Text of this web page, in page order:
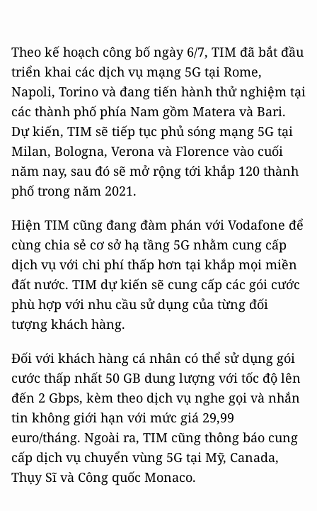
Theo kế hoạch công bố ngày 6/7, TIM đã bắt đầu
triển khai các dịch vụ mạng 5G tại Rome,
Napoli, Torino và đang tiến hành thử nghiệm tại
các thành phố phía Nam gồm Matera và Bari.
Dự kiến, TIM sẽ tiếp tục phủ sóng mạng 5G tại
Milan, Bologna, Verona và Florence vào cuối
năm nay, sau đó sẽ mở rộng tới khắp 120 thành
phố trong năm 2021.
Hiện TIM cũng đang đàm phán với Vodafone để
cùng chia sẻ cơ sở hạ tầng 5G nhằm cung cấp
dịch vụ với chi phí thấp hơn tại khắp mọi miền
đất nước. TIM dự kiến sẽ cung cấp các gói cước
phù hợp với nhu cầu sử dụng của từng đối
tượng khách hàng.
Đối với khách hàng cá nhân có thể sử dụng gói
cước thấp nhất 50 GB dung lượng với tốc độ lên
đến 2 Gbps, kèm theo dịch vụ nghe gọi và nhắn
tin không giới hạn với mức giá 29,99
euro/tháng. Ngoài ra, TIM cũng thông báo cung
cấp dịch vụ chuyển vùng 5G tại Mỹ, Canada,
Thụy Sĩ và Công quốc Monaco.